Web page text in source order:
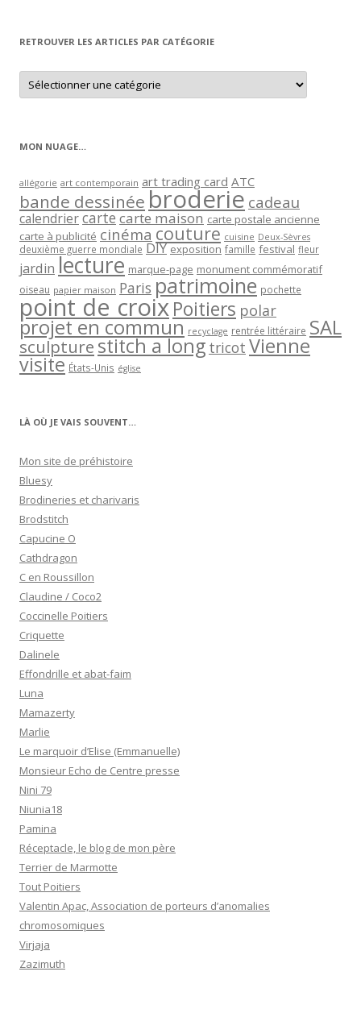
RETROUVER LES ARTICLES PAR CATÉGORIE
Retrouver
les
articles
MON NUAGE…
allégorie art contemporain art trading card ATC
bande dessinée broderie cadeau
calendriercartecarte maison carte postale ancienne
carte à publicité cinéma couture cuisine Deux-Sèvres
deuxième guerre mondiale DIY exposition famille festival fleur
jardin lecture marque-page monument commémoratif
oiseau papier maison Paris patrimoine pochette
point de croixPoitiers polar
projet en commun recyclage rentrée littéraire SAL
sculpturestitch a long tricot Vienne
visite États-Unis église
LÀ OÙ JE VAIS SOUVENT…
Mon site de préhistoire
Bluesy
Brodineries et charivaris
Brodstitch
Capucine O
Cathdragon
C en Roussillon
Claudine / Coco2
Coccinelle Poitiers
Criquette
Dalinele
Effondrille et abat-faim
Luna
Mamazerty
Marlie
Le marquoir d’Elise (Emmanuelle)
Monsieur Echo de Centre presse
Nini 79
Niunia18
Pamina
Réceptacle, le blog de mon père
Terrier de Marmotte
Tout Poitiers
Valentin Apac, Association de porteurs d’anomalies
chromosomiques
Virjaja
Zazimuth